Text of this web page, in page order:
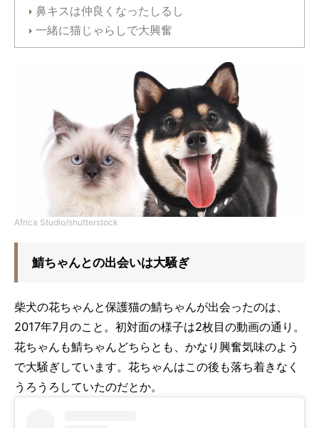
鼻キスは仲良くなったしるし
一緒に猫じゃらしで大興奮
Africa Studio/shutterstock
鯖ちゃんとの出会いは大騒ぎ
柴犬の花ちゃんと保護猫の鯖ちゃんが出会ったのは、
2017年7月のこと。初対面の様子は2枚目の動画の通り。
花ちゃんも鯖ちゃんどちらとも、かなり興奮気味のよう
で大騒ぎしています。花ちゃんはこの後も落ち着きなく
うろうろしていたのだとか。